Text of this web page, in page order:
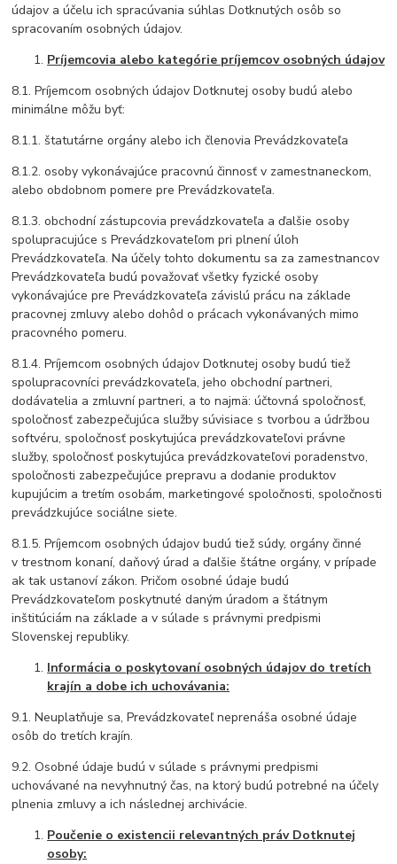
údajov a účelu ich spracúvania súhlas Dotknutých osôb so
spracovaním osobných údajov.
Príjemcovia alebo kategórie príjemcov osobných údajov
8.1. Príjemcom osobných údajov Dotknutej osoby budú alebo
minimálne môžu byť:
8.1.1. štatutárne orgány alebo ich členovia Prevádzkovateľa
8.1.2. osoby vykonávajúce pracovnú činnosť v zamestnaneckom,
alebo obdobnom pomere pre Prevádzkovateľa.
8.1.3. obchodní zástupcovia prevádzkovateľa a ďalšie osoby
spolupracujúce s Prevádzkovateľom pri plnení úloh
Prevádzkovateľa. Na účely tohto dokumentu sa za zamestnancov
Prevádzkovateľa budú považovať všetky fyzické osoby
vykonávajúce pre Prevádzkovateľa závislú prácu na základe
pracovnej zmluvy alebo dohôd o prácach vykonávaných mimo
pracovného pomeru.
8.1.4. Príjemcom osobných údajov Dotknutej osoby budú tiež
spolupracovníci prevádzkovateľa, jeho obchodní partneri,
dodávatelia a zmluvní partneri, a to najmä: účtovná spoločnosť,
spoločnosť zabezpečujúca služby súvisiace s tvorbou a údržbou
softvéru, spoločnosť poskytujúca prevádzkovateľovi právne
služby, spoločnosť poskytujúca prevádzkovateľovi poradenstvo,
spoločnosti zabezpečujúce prepravu a dodanie produktov
kupujúcim a tretím osobám, marketingové spoločnosti, spoločnosti
prevádzkujúce sociálne siete.
8.1.5. Príjemcom osobných údajov budú tiež súdy, orgány činné
v trestnom konaní, daňový úrad a ďalšie štátne orgány, v prípade
ak tak ustanoví zákon. Pričom osobné údaje budú
Prevádzkovateľom poskytnuté daným úradom a štátnym
inštitúciám na základe a v súlade s právnymi predpismi
Slovenskej republiky.
Informácia o poskytovaní osobných údajov do tretích
krajín a dobe ich uchovávania:
9.1. Neuplatňuje sa, Prevádzkovateľ neprenáša osobné údaje
osôb do tretích krajín.
9.2. Osobné údaje budú v súlade s právnymi predpismi
uchovávané na nevyhnutný čas, na ktorý budú potrebné na účely
plnenia zmluvy a ich následnej archivácie.
Poučenie o existencii relevantných práv Dotknutej
osoby: